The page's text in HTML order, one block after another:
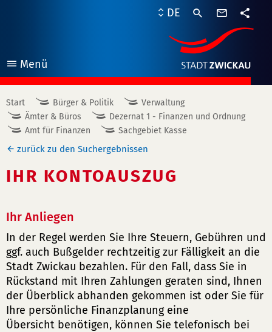
Menü
öffnen
DE
Start Bürger & Politik
Verwaltung
Ämter & Büros
Dezernat 1 - Finanzen und Ordnung
Amt für Finanzen
Sachgebiet Kasse
zurück zu den Suchergebnissen
IHR KONTOAUSZUG
Ihr Anliegen
In der Regel werden Sie Ihre Steuern, Gebühren und
ggf. auch Bußgelder rechtzeitig zur Fälligkeit an die
Stadt Zwickau bezahlen. Für den Fall, dass Sie in
Rückstand mit Ihren Zahlungen geraten sind, Ihnen
der Überblick abhanden gekommen ist oder Sie für
Ihre persönliche Finanzplanung eine
Übersicht benötigen, können Sie telefonisch bei